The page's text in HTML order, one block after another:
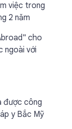
việc trong
2 năm
cho
ngoài với
được công
y Bắc Mỹ